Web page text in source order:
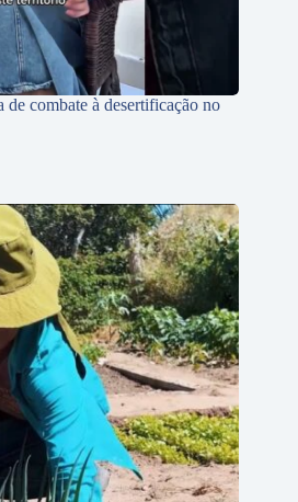
de combate à desertificação no